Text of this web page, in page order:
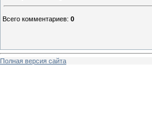
Всего комментариев: 0
Полная версия сайта